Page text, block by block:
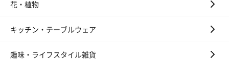
花・植物
キッチン・テーブルウェア
趣味・ライフスタイル雑貨